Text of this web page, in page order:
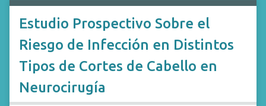
Estudio Prospectivo Sobre el
Riesgo de Infección en Distintos
Tipos de Cortes de Cabello en
Neurocirugía